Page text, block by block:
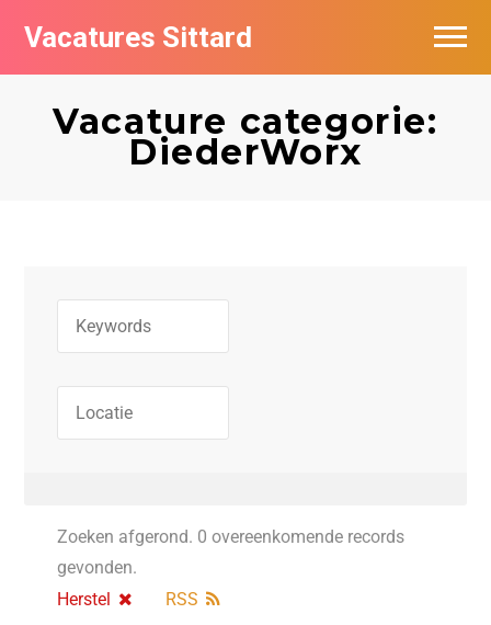
Vacatures Sittard
Vacature categorie:
DiederWorx
Zoeken afgerond. 0 overeenkomende records
gevonden.
Herstel
RSS
Vacatures per bedrijf
De populairste vacatures in Sittard